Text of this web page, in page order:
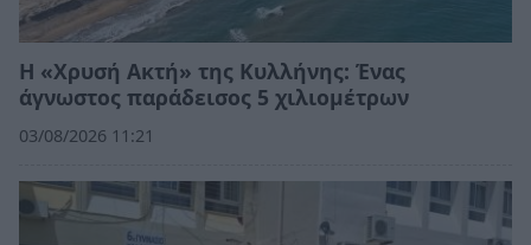
Η «Χρυσή Ακτή» της Κυλλήνης: Ένας
άγνωστος παράδεισος 5 χιλιομέτρων
03/08/2026 11:21